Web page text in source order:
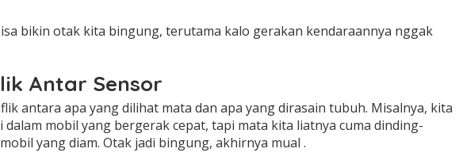
bikin otak kita bingung, terutama kalo gerakan kendaraannya nggak
Antar Sensor
antara apa yang dilihat mata dan apa yang dirasain tubuh. Misalnya, kita
dalam mobil yang bergerak cepat, tapi mata kita liatnya cuma dinding-
yang diam. Otak jadi bingung, akhirnya mual .